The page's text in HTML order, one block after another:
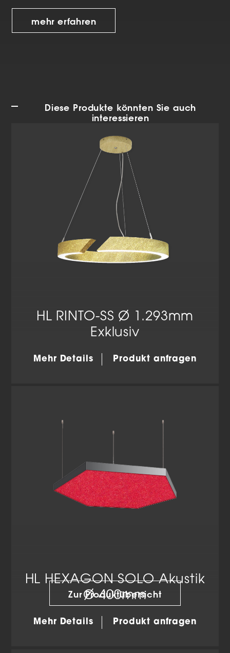
mehr erfahren
Diese Produkte könnten Sie auch
interessieren
HL RINTO-SS Ø 1.293mm
Exklusiv
Mehr Details Produkt anfragen
HL HEXAGON SOLO Akustik
Ø 400mm
Mehr Details Produkt anfragen
Zur Produktübersicht